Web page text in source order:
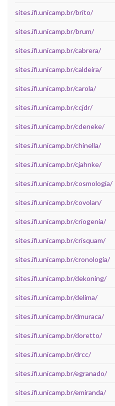
sites.ifi.unicamp.br/brito/
sites.ifi.unicamp.br/brum/
sites.ifi.unicamp.br/cabrera/
sites.ifi.unicamp.br/caldeira/
sites.ifi.unicamp.br/carola/
sites.ifi.unicamp.br/ccjdr/
sites.ifi.unicamp.br/cdeneke/
sites.ifi.unicamp.br/chinella/
sites.ifi.unicamp.br/cjahnke/
sites.ifi.unicamp.br/cosmologia/
sites.ifi.unicamp.br/covolan/
sites.ifi.unicamp.br/criogenia/
sites.ifi.unicamp.br/crisquam/
sites.ifi.unicamp.br/cronologia/
sites.ifi.unicamp.br/dekoning/
sites.ifi.unicamp.br/delima/
sites.ifi.unicamp.br/dmuraca/
sites.ifi.unicamp.br/doretto/
sites.ifi.unicamp.br/drcc/
sites.ifi.unicamp.br/egranado/
sites.ifi.unicamp.br/emiranda/